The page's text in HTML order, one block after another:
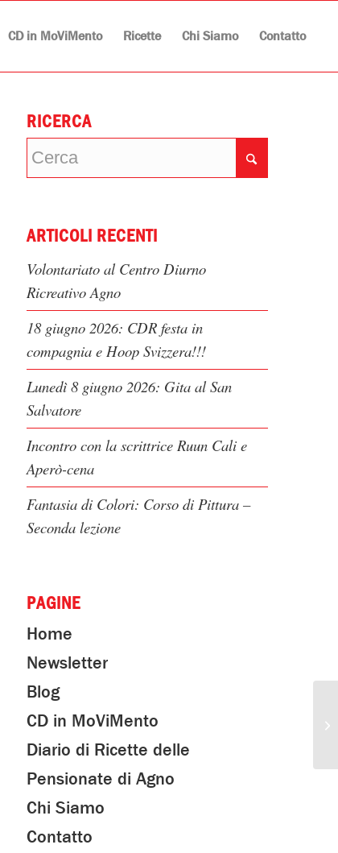
CD in MoViMento Ricette Chi Siamo Contatto
RICERCA
ARTICOLI RECENTI
Volontariato al Centro Diurno
Ricreativo Agno
18 giugno 2026: CDR festa in
compagnia e Hoop Svizzera!!!
Lunedì 8 giugno 2026: Gita al San
Salvatore
Incontro con la scrittrice Ruun Cali e
Aperò-cena
Fantasia di Colori: Corso di Pittura –
Seconda lezione
PAGINE
Home
Newsletter
Blog
CD in MoViMento
Diario di Ricette delle
Pensionate di Agno
Chi Siamo
Contatto